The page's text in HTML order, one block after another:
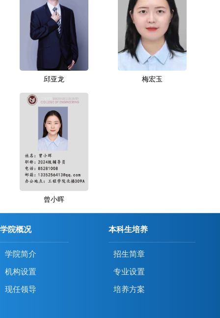
邱亚龙 梅宏玉
曾小晖
学院概况
学院简介
机构设置
现任领导
本科生培养
招生简章
专业设置
培养方案